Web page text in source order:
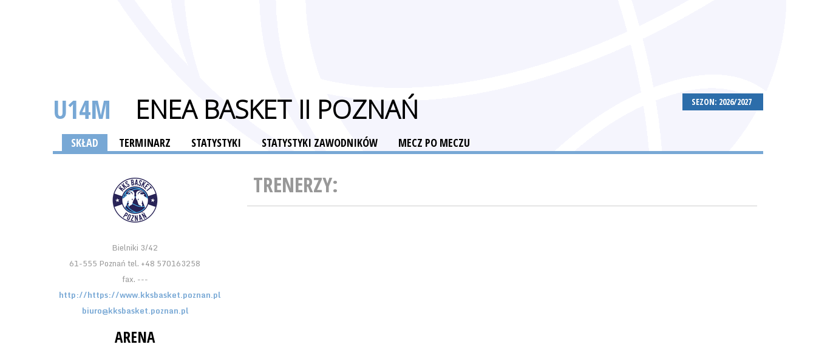
SEZON: 2026/2027
U14M ENEA BASKET II POZNAŃ
SKŁAD TERMINARZ STATYSTYKI STATYSTYKI ZAWODNIKÓW MECZ PO MECZU
Bielniki 3/42
61-555 Poznań tel. +48 570163258
fax. ---
http://https://www.kksbasket.poznan.pl
biuro@kksbasket.poznan.pl
ARENA
TRENERZY: